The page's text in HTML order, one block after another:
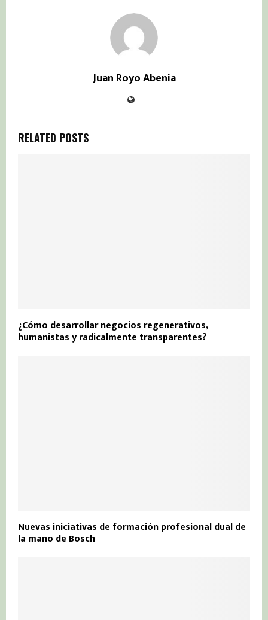
Juan Royo Abenia
RELATED POSTS
¿Cómo desarrollar negocios regenerativos,
humanistas y radicalmente transparentes?
Nuevas iniciativas de formación profesional dual de
la mano de Bosch